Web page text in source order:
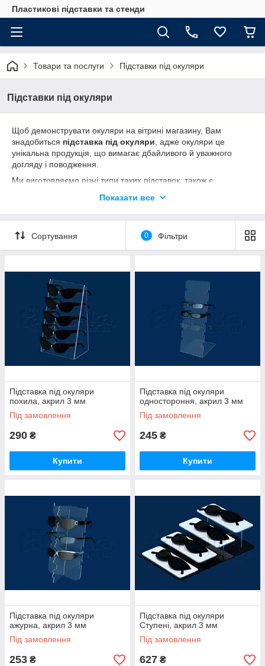
Пластикові підставки та стенди
Товари та послуги Підставки під окуляри
Підставки під окуляри
Щоб демонструвати окуляри на вітрині магазину, Вам
знадобиться підставка під окуляри , адже окуляри це
унікальна продукція, що вимагає дбайливого й уважного
догляду і поводження.
Ми виготовляємо різні типи таких підставок, також є
Показати все
Сортування 0 Фільтри
Підставка під окуляри
похила, акрил 3 мм
Під замовлення
290 ₴
Купити
Підставка під окуляри
одностороння, акрил 3 мм
Під замовлення
245 ₴
Купити
Підставка під окуляри
ажурна, акрил 3 мм
Під замовлення
253 ₴
Підставка під окуляри
Ступені, акрил 3 мм
Під замовлення
627 ₴